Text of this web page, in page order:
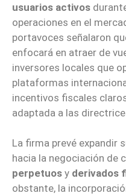
usuarios activos
operaciones en el
portavoces señalaron
enfocará en atraer de
inversores locales que
plataformas
incentivos fiscales
adaptada a las
La firma prevé expandir
hacia la negociación de
perpetuos y derivados
obstante, la